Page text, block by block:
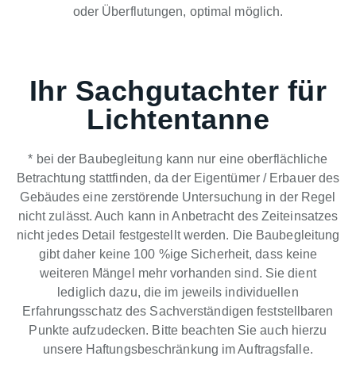
oder Überflutungen, optimal möglich.
Ihr Sachgutachter für
Lichtentanne
* bei der Baubegleitung kann nur eine oberflächliche
Betrachtung stattfinden, da der Eigentümer / Erbauer des
Gebäudes eine zerstörende Untersuchung in der Regel
nicht zulässt. Auch kann in Anbetracht des Zeiteinsatzes
nicht jedes Detail festgestellt werden. Die Baubegleitung
gibt daher keine 100 %ige Sicherheit, dass keine
weiteren Mängel mehr vorhanden sind. Sie dient
lediglich dazu, die im jeweils individuellen
Erfahrungsschatz des Sachverständigen feststellbaren
Punkte aufzudecken. Bitte beachten Sie auch hierzu
unsere Haftungsbeschränkung im Auftragsfalle.